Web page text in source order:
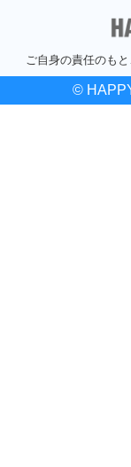
ご自身の責任のも
©